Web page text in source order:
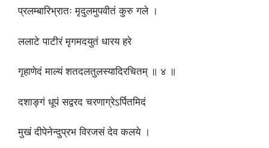
प्रलम्बारिभ्रातः मृदुलमुपवीतं कुरु गले ।
ललाटे पाटीरं मृगमदयुतं धारय हरे
गृहाणेदं माल्यं शतदलतुलस्यादिरचितम् ॥ ४ ॥
दशाङ्गं धूपं सद्वरद चरणाग्रेऽर्पितमिदं
मुखं दीपेनेन्दुप्रभ विरजसं देव कलये ।